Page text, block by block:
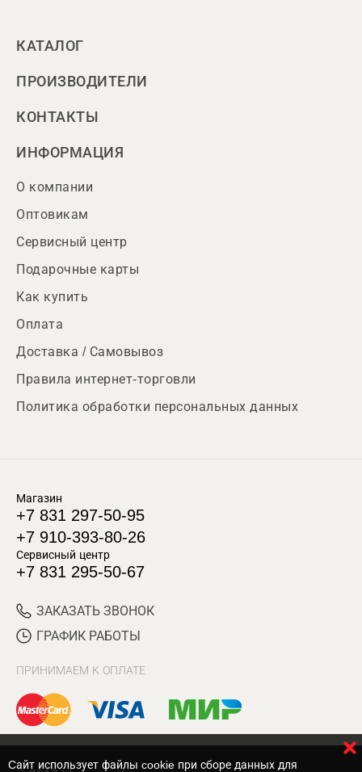
КАТАЛОГ
ПРОИЗВОДИТЕЛИ
КОНТАКТЫ
ИНФОРМАЦИЯ
О компании
Оптовикам
Сервисный центр
Подарочные карты
Как купить
Оплата
Доставка / Самовывоз
Правила интернет-торговли
Политика обработки персональных данных
Магазин
+7 831 297-50-95
+7 910-393-80-26
Сервисный центр
+7 831 295-50-67
ЗАКАЗАТЬ ЗВОНОК
ГРАФИК РАБОТЫ
ПРИНИМАЕМ К ОПЛАТЕ
Cайт использует файлы cookie при сборе данных для